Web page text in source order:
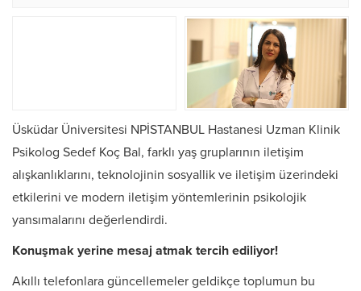
Üsküdar Üniversitesi NPİSTANBUL Hastanesi Uzman Klinik
Psikolog Sedef Koç Bal, farklı yaş gruplarının iletişim
alışkanlıklarını, teknolojinin sosyallik ve iletişim üzerindeki
etkilerini ve modern iletişim yöntemlerinin psikolojik
yansımalarını değerlendirdi.
Konuşmak yerine mesaj atmak tercih ediliyor!
Akıllı telefonlara güncellemeler geldikçe toplumun bu